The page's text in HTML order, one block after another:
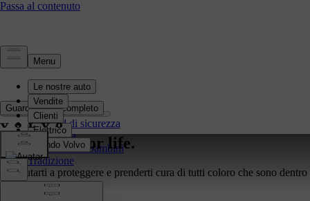
Sicurezza
Panoramica
Standard di sicurezza
Tecnologia
Sicurezza dei bambini
Tradizione
Sicurezza. For life.
Per aiutarti a proteggere e prenderti cura di tutti coloro che sono dentro
e attorno alla tua Volvo.
Guarda il film completo